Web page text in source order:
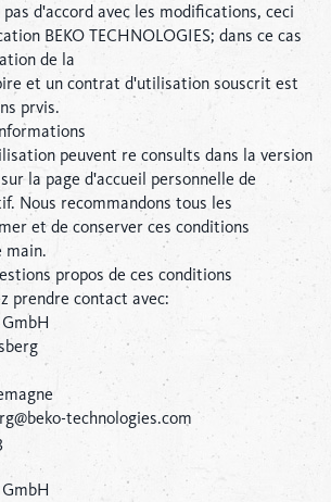
d'accord avec les modifications, ceci
BEKO TECHNOLOGIES; dans ce cas
de la
et un contrat d'utilisation souscrit est
prvis.
peuvent re consults dans la version
la page d'accueil personnelle de
Nous recommandons tous les
et de conserver ces conditions
main.
propos de ces conditions
prendre contact avec:
technologies.com